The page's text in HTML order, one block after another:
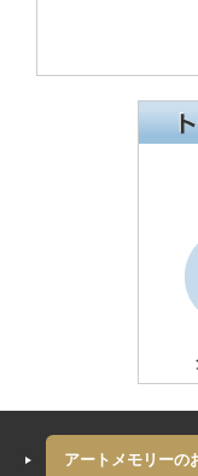
アートメモリーの